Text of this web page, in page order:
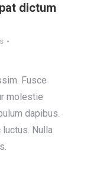
dictum
Fusce
molestie
dapibus.
Nulla